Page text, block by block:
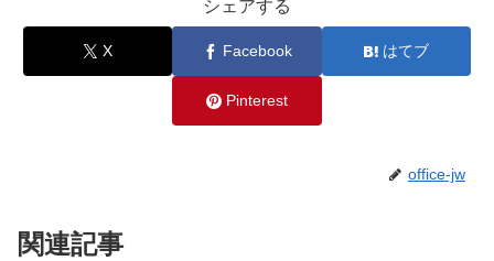
シェアする
X Facebook はてブ
Pinterest
office-jw
関連記事